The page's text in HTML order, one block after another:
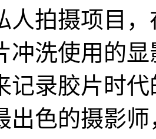
人拍摄项目
冲洗使用的
记录胶片时
出色的摄影